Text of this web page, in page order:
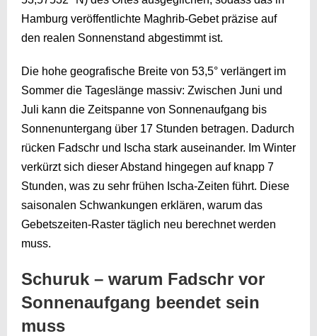
Hamburg veröffentlichte Maghrib-Gebet präzise auf
den realen Sonnenstand abgestimmt ist.
Die hohe geografische Breite von 53,5° verlängert im
Sommer die Tageslänge massiv: Zwischen Juni und
Juli kann die Zeitspanne von Sonnenaufgang bis
Sonnenuntergang über 17 Stunden betragen. Dadurch
rücken Fadschr und Ischa stark auseinander. Im Winter
verkürzt sich dieser Abstand hingegen auf knapp 7
Stunden, was zu sehr frühen Ischa-Zeiten führt. Diese
saisonalen Schwankungen erklären, warum das
Gebetszeiten-Raster täglich neu berechnet werden
muss.
Schuruk – warum Fadschr vor
Sonnenaufgang beendet sein
muss